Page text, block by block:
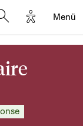
Options
Menü